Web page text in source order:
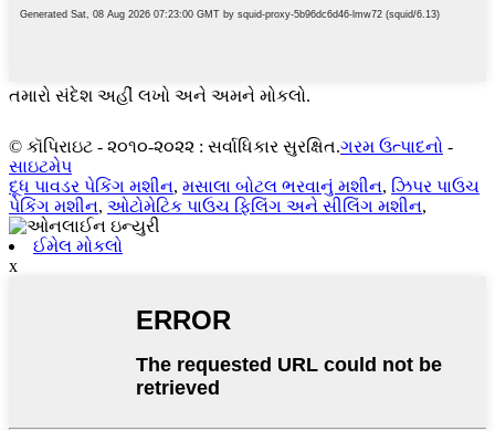
તમારો સંદેશ અહીં લખો અને અમને મોકલો.
© કૉપિરાઇટ - ૨૦૧૦-૨૦૨૨ : સર્વાધિકાર સુરક્ષિત.ગરમ ઉત્પાદનો -
સાઇટમેપ
દૂધ પાવડર પેકિંગ મશીન, મસાલા બોટલ ભરવાનું મશીન, ઝિપર પાઉચ
પેકિંગ મશીન, ઓટોમેટિક પાઉચ ફિલિંગ અને સીલિંગ મશીન,
ઈમેલ મોકલો
x